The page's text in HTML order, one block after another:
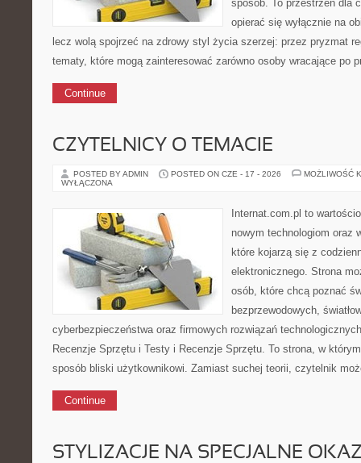
sposób. To przestrzeń dla
opierać się wyłącznie na
lecz wolą spojrzeć na zdrowy styl życia szerzej: przez pryzmat
tematy, które mogą zainteresować zarówno osoby wracające po
Continue
CZYTELNICY O TEMACIE
POSTED BY ADMIN POSTED ON CZE - 17 - 2026
MOŻLIWOŚĆ
WYŁĄCZONA
Internat.com.pl to
nowym technologiom oraz
które kojarzą się z
elektronicznego. Strona
osób, które chcą poznać
bezprzewodowych,
cyberbezpieczeństwa oraz firmowych rozwiązań
Recenzje Sprzętu i Testy i Recenzje Sprzętu. To strona, w
sposób bliski użytkownikowi. Zamiast suchej teorii, czytelnik
Continue
STYLIZACJE NA SPECJALNE